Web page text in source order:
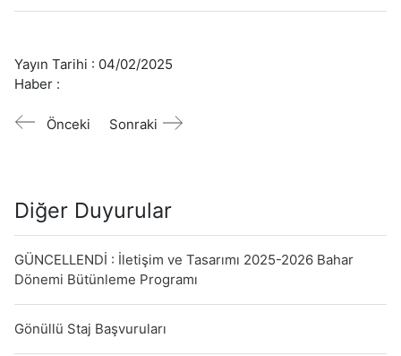
Yayın Tarihi : 04/02/2025
Haber :
Önceki Sonraki
Diğer Duyurular
GÜNCELLENDİ : İletişim ve Tasarımı 2025-2026 Bahar
Dönemi Bütünleme Programı
Gönüllü Staj Başvuruları